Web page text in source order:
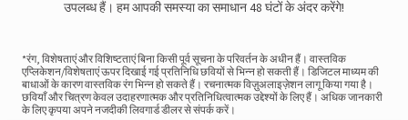
उपलब्ध हैं। हम आपकी समस्या का समाधान 48 घंटों के अंदर करेंगे!
*रंग, विशेषताएं और विशिष्टताएं बिना किसी पूर्व सूचना के परिवर्तन के अधीन हैं। वास्तविक
एप्लिकेशन/विशेषताएं ऊपर दिखाई गई प्रतिनिधि छवियों से भिन्न हो सकती हैं। डिजिटल माध्यम की
बाधाओं के कारण वास्तविक रंग भिन्न हो सकते हैं। रचनात्मक विज़ुअलाइज़ेशन लागू किया गया है।
छवियाँ और चित्रण केवल उदाहरणात्मक और प्रतिनिधित्वात्मक उद्देश्यों के लिए हैं। अधिक जानकारी
के लिए कृपया अपने नजदीकी लिवगार्ड डीलर से संपर्क करें।